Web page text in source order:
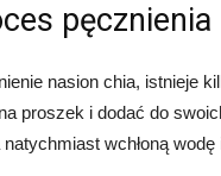
pęcznienia
nasion chia, istnieje
proszek i dodać do
wchłoną wodę